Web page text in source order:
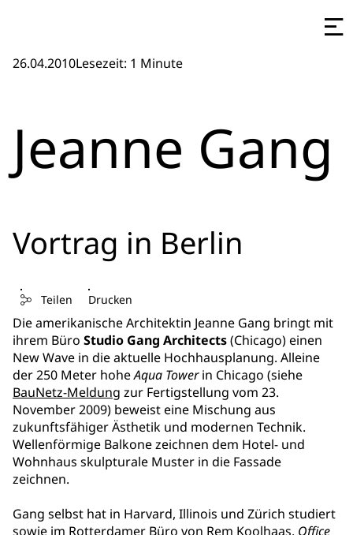
26.04.2010Lesezeit: 1 Minute
Jeanne Gang
Vortrag in Berlin
Teilen Drucken
Die amerikanische Architektin Jeanne Gang bringt mit
ihrem Büro Studio Gang Architects(Chicago) einen
New Wave in die aktuelle Hochhausplanung. Alleine
der 250 Meter hoheAqua Towerin Chicago (siehe
BauNetz-Meldung zur Fertigstellung vom 23.
November 2009) beweist eine Mischung aus
zukunftsfähiger Ästhetik und modernen Technik.
Wellenförmige Balkone zeichnen dem Hotel- und
Wohnhaus skulpturale Muster in die Fassade
zeichnen.
Gang selbst hat in Harvard, Illinois und Zürich studiert
sowie im Rotterdamer Büro von Rem Koolhaas, Office